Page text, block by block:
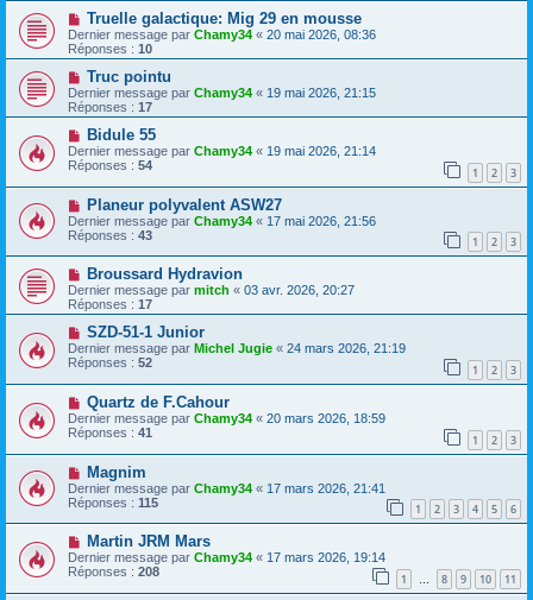
Truelle galactique: Mig 29 en mousse
Dernier message par Chamy34 « 20 mai 2026, 08:36
Réponses : 10
Truc pointu
Dernier message par Chamy34 « 19 mai 2026, 21:15
Réponses : 17
Bidule 55
Dernier message par Chamy34 « 19 mai 2026, 21:14
Réponses : 54 1 2 3
Planeur polyvalent ASW27
Dernier message par Chamy34 « 17 mai 2026, 21:56
Réponses : 43 1 2 3
Broussard Hydravion
Dernier message par mitch « 03 avr. 2026, 20:27
Réponses : 17
SZD-51-1 Junior
Dernier message par Michel Jugie « 24 mars 2026, 21:19
Réponses : 52 1 2 3
Quartz de F.Cahour
Dernier message par Chamy34 « 20 mars 2026, 18:59
Réponses : 41 1 2 3
Magnim
Dernier message par Chamy34 « 17 mars 2026, 21:41
Réponses : 115 1 2 3 4 5 6
Martin JRM Mars
Dernier message par Chamy34 « 17 mars 2026, 19:14
Réponses : 208 1 … 8 9 10 11